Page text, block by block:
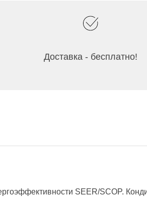
Доставка - бесплатно!
SEER/SCOP.